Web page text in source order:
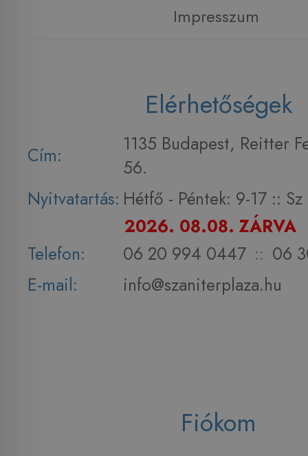
Impresszum
Elérhetőségek
Cím:
1135 Budapest, Reitter
56.
Nyitvatartás: Hétfő - Péntek: 9-17 :: Sz
2026. 08.08. ZÁRVA
Telefon:
06 20 994 0447 :: 06
E-mail:
info@szaniterplaza.hu
Fiókom